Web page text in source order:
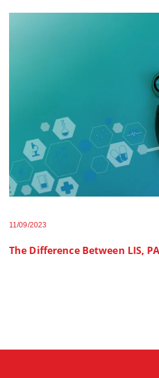
11/09/2023
The Difference Between LIS,